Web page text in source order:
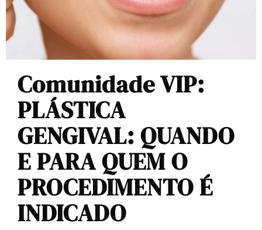
Comunidade VIP:
PLÁSTICA
GENGIVAL: QUANDO
E PARA QUEM O
PROCEDIMENTO É
INDICADO